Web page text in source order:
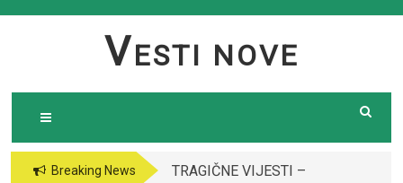
VESTI NOVE
Breaking News
TRAGIČNE VIJESTI –
VODITELJICA